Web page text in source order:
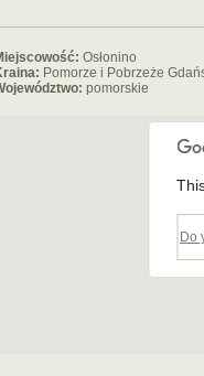
Osłonino
Pomorze i Pobrzeże
pomorskie
Do